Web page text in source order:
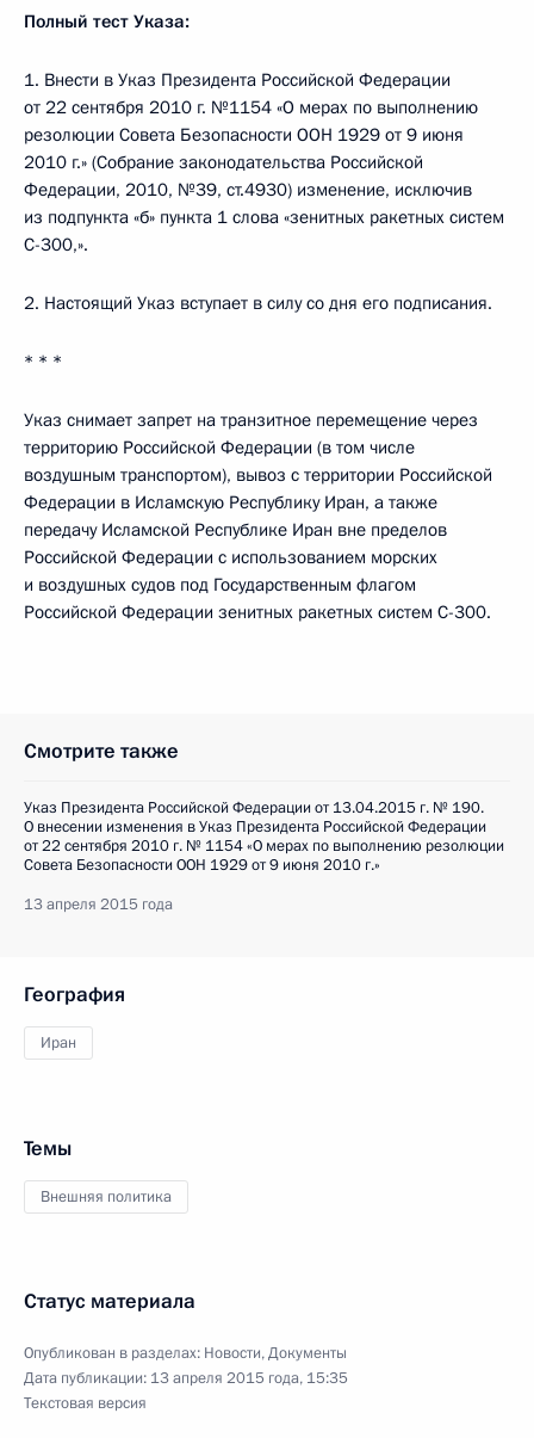
Полный тест Указа:
1. Внести в Указ Президента Российской Федерации
от 22 сентября 2010 г. №1154 «О мерах по выполнению
резолюции Совета Безопасности ООН 1929 от 9 июня
2010 г.» (Собрание законодательства Российской
Федерации, 2010, №39, ст.4930) изменение, исключив
из подпункта «б» пункта 1 слова «зенитных ракетных систем
С-300,».
2. Настоящий Указ вступает в силу со дня его подписания.
* * *
Указ снимает запрет на транзитное перемещение через
территорию Российской Федерации (в том числе
воздушным транспортом), вывоз с территории Российской
Федерации в Исламскую Республику Иран, а также
передачу Исламской Республике Иран вне пределов
Российской Федерации с использованием морских
и воздушных судов под Государственным флагом
Российской Федерации зенитных ракетных систем С-300.
Смотрите также
Указ Президента Российской Федерации от 13.04.2015 г. № 190.
О внесении изменения в Указ Президента Российской Федерации
от 22 сентября 2010 г. № 1154 «О мерах по выполнению резолюции
Совета Безопасности ООН 1929 от 9 июня 2010 г.»
13 апреля 2015 года
География
Иран
Темы
Внешняя политика
Статус материала
Опубликован в разделах: Новости,Документы
Дата публикации: 13 апреля 2015 года, 15:35
Текстовая версия